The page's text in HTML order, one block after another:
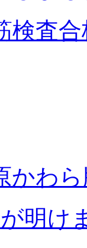
検査
かわ
明け